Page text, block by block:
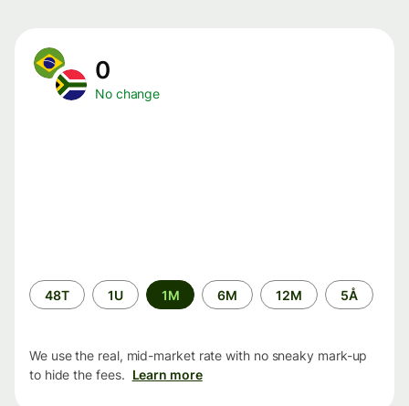
0
No change
Time
period
48T 1U 1M 6M 12M 5Å
We use the real, mid-market rate with no sneaky mark-up
to hide the fees. Learn more